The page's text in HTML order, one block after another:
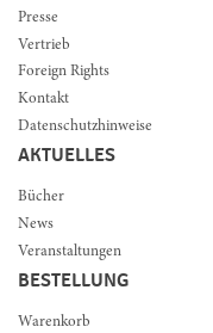
Presse
Vertrieb
Foreign Rights
Kontakt
Datenschutzhinweise
AKTUELLES
Bücher
News
Veranstaltungen
BESTELLUNG
Warenkorb